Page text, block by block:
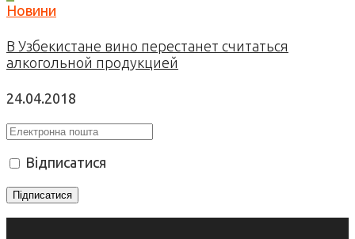
Новини
В Узбекистане вино перестанет считаться
алкогольной продукцией
24.04.2018
Відписатися